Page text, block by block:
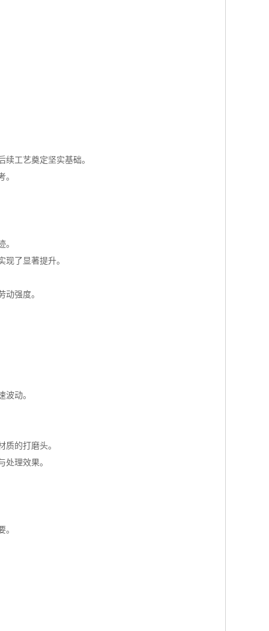
工艺奠定坚实基础。
。
。
了显著提升。
强度。
动。
的打磨头。
理效果。
。